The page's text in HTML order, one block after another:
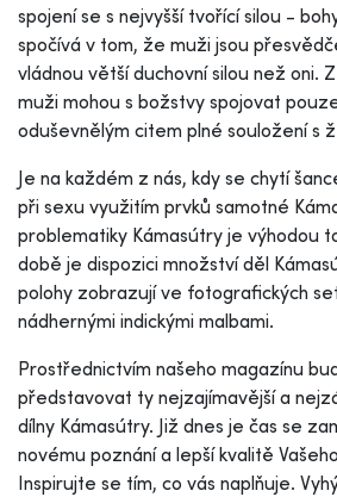
spojení se s nejvyšší tvořící silou -
spočívá v tom, že muži jsou
vládnou větší duchovní silou než oni.
muži mohou s božstvy spojovat
oduševnělým citem plné souložení s
Je na každém z nás, kdy se chytí
při sexu využitím prvků samotné
problematiky Kámasútry je výhodou
době je dispozici množství děl
polohy zobrazují ve fotografických
nádhernými indickými malbami.
Prostřednictvím našeho magazínu
představovat ty nejzajímavější a
dílny Kámasútry. Již dnes je čas se
novému poznání a lepší kvalitě
Inspirujte se tím, co vás naplňuje.